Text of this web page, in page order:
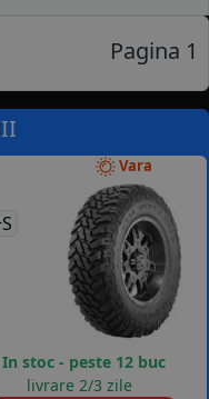
COMPANII
Pagina 1
Vara
In stoc - peste 12 buc
livrare 2/3 zile